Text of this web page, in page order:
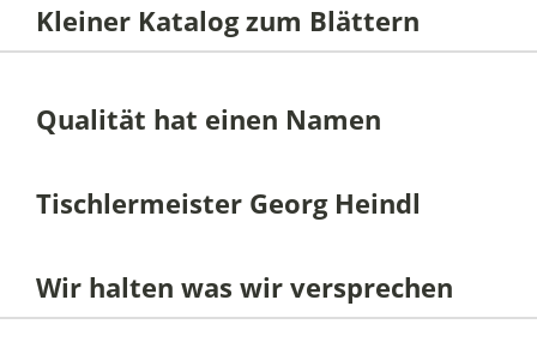
Kleiner Katalog zum Blättern
Qualität hat einen Namen
Tischlermeister Georg Heindl
Wir halten was wir versprechen